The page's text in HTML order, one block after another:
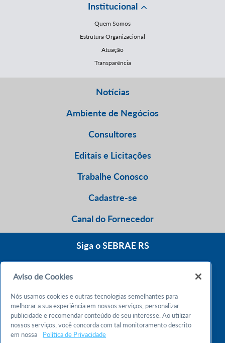
Institucional
Quem Somos
Estrutura Organizacional
Atuação
Transparência
Notícias
Ambiente de Negócios
Consultores
Editais e Licitações
Trabalhe Conosco
Cadastre-se
Canal do Fornecedor
Siga o SEBRAE RS
Atendimento 24h
Chame no WhatsApp
Aviso de Cookies
Nós usamos cookies e outras tecnologias semelhantes para
melhorar a sua experiência em nossos serviços, personalizar
publicidade e recomendar conteúdo de seu interesse. Ao utilizar
nossos serviços, você concorda com tal monitoramento descrito
em nossa
Política de Privacidade